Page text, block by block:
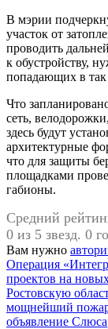
В мэрии
участок от
проводить
к обустройству,
попадающих в так
Что
сеть,
здесь будут
архитектурные
что для защиты
площадками
габионы.
Средний
0 из 5 звезд. 0
Вам нужно
Навигация
по
записям
Операция
проектов на
Ростовскую
мощнейший
объявление